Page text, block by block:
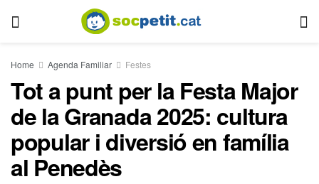
Home Agenda Familiar Festes
Tot a punt per la Festa Major
de la Granada 2025: cultura
popular i diversió en família
al Penedès